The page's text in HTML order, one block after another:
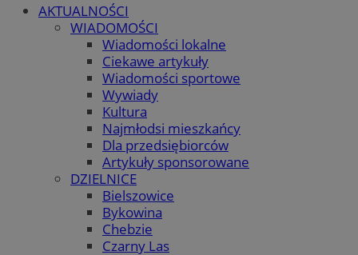
AKTUALNOŚCI
WIADOMOŚCI
Wiadomości lokalne
Ciekawe artykuły
Wiadomości sportowe
Wywiady
Kultura
Najmłodsi mieszkańcy
Dla przedsiębiorców
Artykuły sponsorowane
DZIELNICE
Bielszowice
Bykowina
Chebzie
Czarny Las